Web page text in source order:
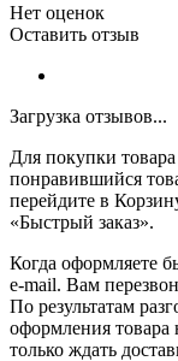
Нет оценок
Оставить отзыв
Загрузка отзывов...
Для покупки
понравившийся
перейдите в
«Быстрый заказ».
Когда оформляете
e-mail. Вам
По результатам
оформления товара
только ждать